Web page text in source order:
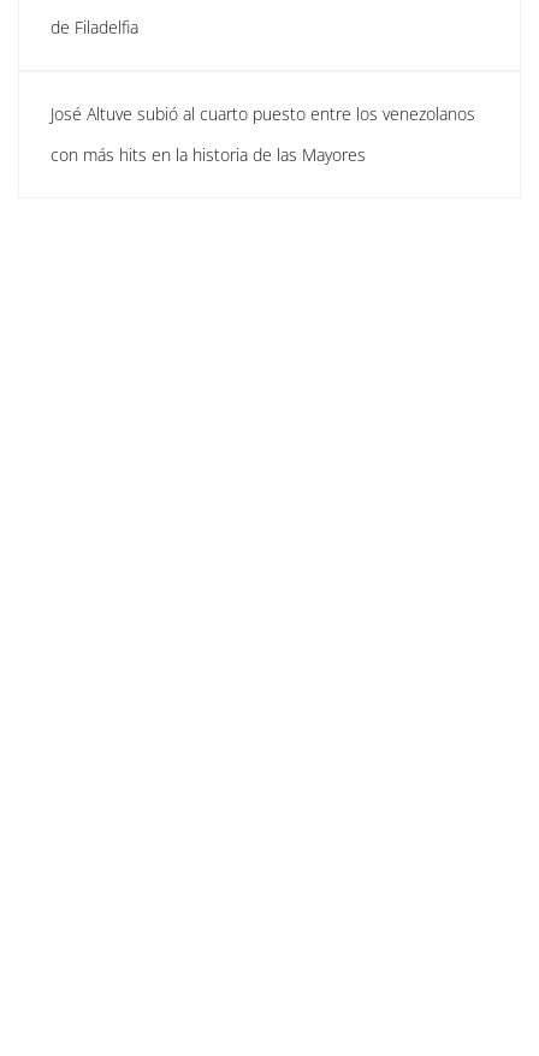
de Filadelfia
José Altuve subió al cuarto puesto entre los venezolanos
con más hits en la historia de las Mayores